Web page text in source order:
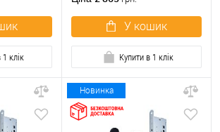
клік
У кошик
Купити в 1 клік
Новинка